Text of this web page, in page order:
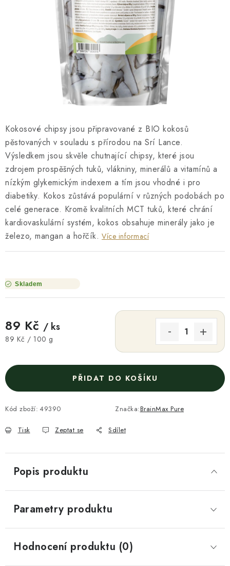
Kokosové chipsy jsou připravované z BIO kokosů
pěstovaných v souladu s přírodou na Srí Lance.
Výsledkem jsou skvěle chutnající chipsy, které jsou
zdrojem prospěšných tuků, vlákniny, minerálů a vitamínů a
nízkým glykemickým indexem a tím jsou vhodné i pro
diabetiky. Kokos zůstává populární v různých podobách po
celé generace. Kromě kvalitních MCT tuků, které chrání
kardiovaskulární systém, kokos obsahuje minerály jako je
železo, mangan a hořčík. Více informací
Skladem
89 Kč / ks
Měrná cena:
89 Kč / 100 g
PŘIDAT DO KOŠÍKU
Kód zboží: 49390 Značka:BrainMax Pure
Tisk Zeptat se Sdílet
Popis produktu
Parametry produktu
Hodnocení produktu (0)